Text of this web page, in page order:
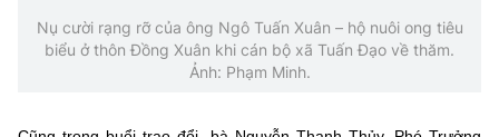
Nụ cười rạng rỡ của ông Ngô Tuấn Xuân – hộ nuôi ong tiêu
biểu ở thôn Đồng Xuân khi cán bộ xã Tuấn Đạo về thăm.
Ảnh: Phạm Minh.